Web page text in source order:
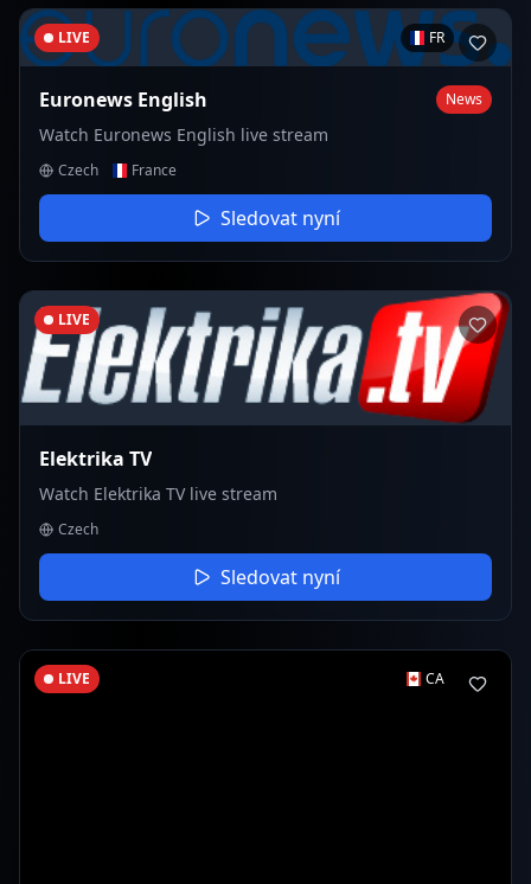
LIVE FR
Euronews English News
Watch Euronews English live stream
Czech France
Sledovat nyní
LIVE
Elektrika TV
Watch Elektrika TV live stream
Czech
Sledovat nyní
LIVE CA